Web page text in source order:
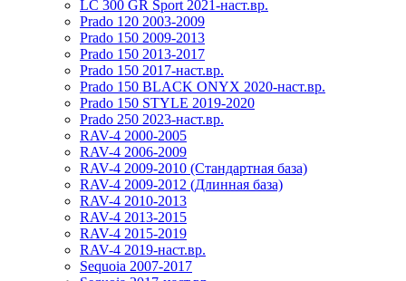
LC 300 GR Sport 2021-наст.вр.
Prado 120 2003-2009
Prado 150 2009-2013
Prado 150 2013-2017
Prado 150 2017-наст.вр.
Prado 150 BLACK ONYX 2020-наст.вр.
Prado 150 STYLE 2019-2020
Prado 250 2023-наст.вр.
RAV-4 2000-2005
RAV-4 2006-2009
RAV-4 2009-2010 (Стандартная база)
RAV-4 2009-2012 (Длинная база)
RAV-4 2010-2013
RAV-4 2013-2015
RAV-4 2015-2019
RAV-4 2019-наст.вр.
Sequoia 2007-2017